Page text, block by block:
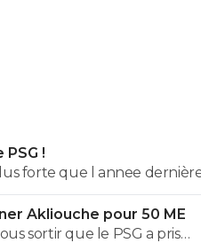
!
forte que l annee dernière
Akliouche pour 50 ME
sortir que le PSG a pris